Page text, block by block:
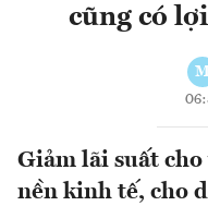
cũng có
Giảm lãi suất
nền kinh tế, cho